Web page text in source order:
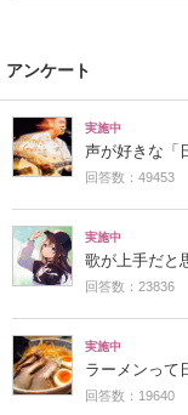
アンケート
実施中
声が好きな「
回答数：49453
実施中
歌が上手だと
回答数：23836
実施中
ラーメンって
回答数：19640